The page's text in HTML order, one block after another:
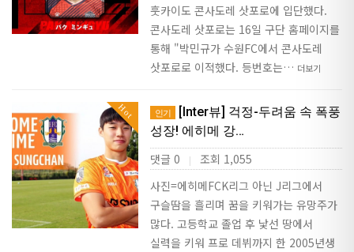
훗카이도 콘사도레 삿포로에 입단했다.
콘사도레 삿포로는 16일 구단 홈페이지를
통해 "박민규가 수원FC에서 콘사도레
삿포로로 이적했다. 등번호는… 더보기
Hot 인기
[Inter뷰] 걱정-두려움 속 폭풍
성장! 에히메 강…
댓글 0 |
조회 1,055
사진=에히메FCK리그 아닌 J리그에서
구슬땀을 흘리며 꿈을 키워가는 유망주가
많다. 고등학교 졸업 후 낯선 땅에서
실력을 키워 프로 데뷔까지 한 2005년생